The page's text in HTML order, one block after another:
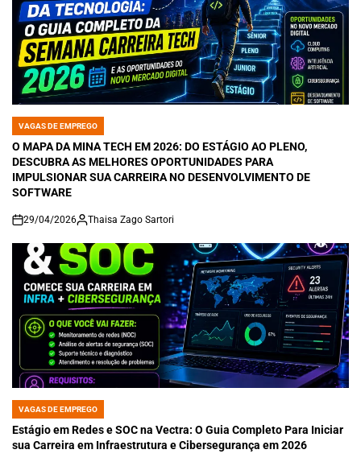
POSTED
IN
VAGAS DE EMPREGO
O MAPA DA MINA TECH EM 2026: DO ESTÁGIO AO PLENO,
DESCUBRA AS MELHORES OPORTUNIDADES PARA
IMPULSIONAR SUA CARREIRA NO DESENVOLVIMENTO DE
SOFTWARE
on
29/04/2026 Thaisa Zago Sartori
POSTED
IN
VAGAS DE EMPREGO
Estágio em Redes e SOC na Vectra: O Guia Completo Para Iniciar
sua Carreira em Infraestrutura e Cibersegurança em 2026